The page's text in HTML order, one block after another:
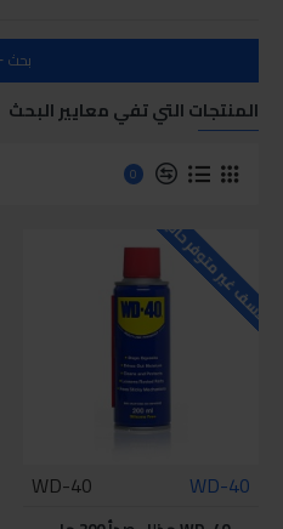
بحث
المنتجات التي تفي معايير البحث
0
للاسف غير متوفر حاليا
WD-40
WD-40